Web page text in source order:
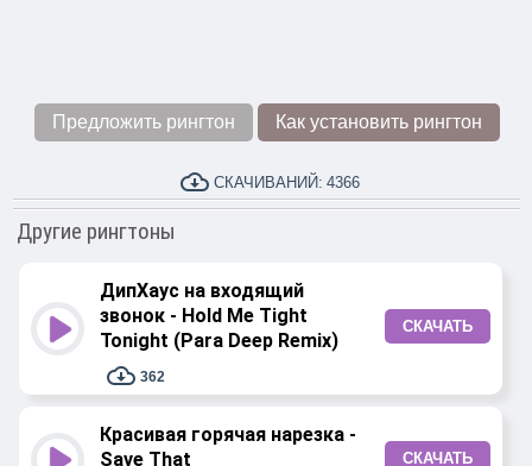
Предложить рингтон Как установить рингтон
СКАЧИВАНИЙ: 4366
Другие рингтоны
ДипХаус на входящий
звонок - Hold Me Tight
Tonight (Para Deep Remix)
362
СКАЧАТЬ
Красивая горячая нарезка -
Save That
СКАЧАТЬ